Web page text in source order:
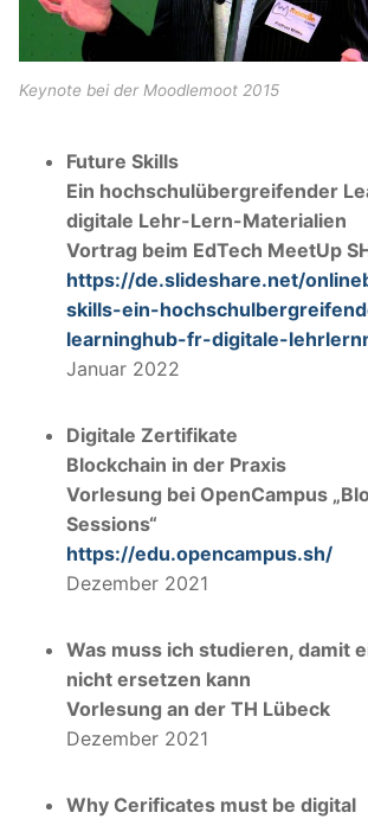
Keynote bei der Moodlemoot 2015
Future Skills
Ein hochschulübergreifender
digitale Lehr-Lern-Materialien
Vortrag beim EdTech MeetUp
https://de.slideshare.net/
skills-ein-
learninghub-fr-digitale-
Januar 2022
Digitale Zertifikate
Blockchain in der Praxis
Vorlesung bei OpenCampus
Sessions“
https://edu.opencampus.sh/
Dezember 2021
Was muss ich studieren, damit
nicht ersetzen kann
Vorlesung an der TH Lübeck
Dezember 2021
Why Cerificates must be digital